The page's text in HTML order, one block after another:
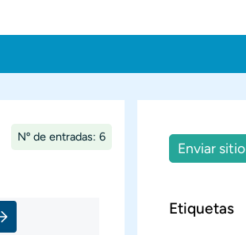
Nº de entradas: 6
Enviar sitio
Etiquetas